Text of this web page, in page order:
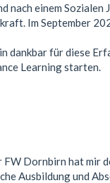
nach einem
Im September
dankbar für diese
Learning starten.
Dornbirn hat mir
Ausbildung und